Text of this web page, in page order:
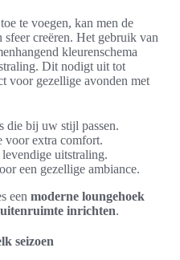
te voegen, kan men de
creëren. Het gebruik van
kleurenschema
Dit nodigt uit tot
voor gezellige avonden met
die bij uw stijl passen.
voor extra comfort.
uitstraling.
een gezellige ambiance.
een moderne loungehoek
inrichten.
seizoen